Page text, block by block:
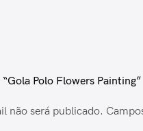
Polo Flowers Painting”
não será publicado.